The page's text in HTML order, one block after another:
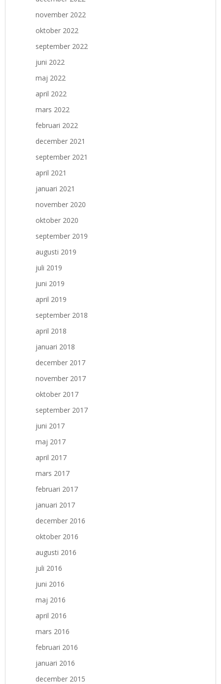
november 2022
oktober 2022
september 2022
juni 2022
maj 2022
april 2022
mars 2022
februari 2022
december 2021
september 2021
april 2021
januari 2021
november 2020
oktober 2020
september 2019
augusti 2019
juli 2019
juni 2019
april 2019
september 2018
april 2018
januari 2018
december 2017
november 2017
oktober 2017
september 2017
juni 2017
maj 2017
april 2017
mars 2017
februari 2017
januari 2017
december 2016
oktober 2016
augusti 2016
juli 2016
juni 2016
maj 2016
april 2016
mars 2016
februari 2016
januari 2016
december 2015